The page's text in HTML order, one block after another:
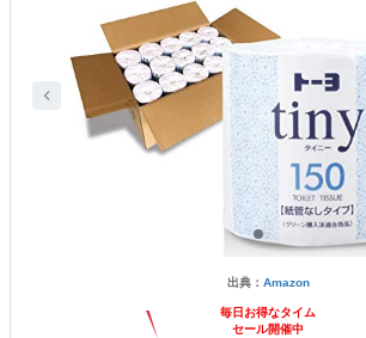
出典： Amazon
毎日お得なタイム
セール開催中